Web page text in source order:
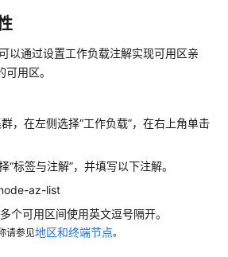
以通过设置工作负载注解实现可用区亲
用区。
，在左侧选择“工作负载”，在右上角单击
“标签与注解”，并填写以下注解。
az-list
个可用区间使用英文逗号隔开。
请参见地区和终端节点。